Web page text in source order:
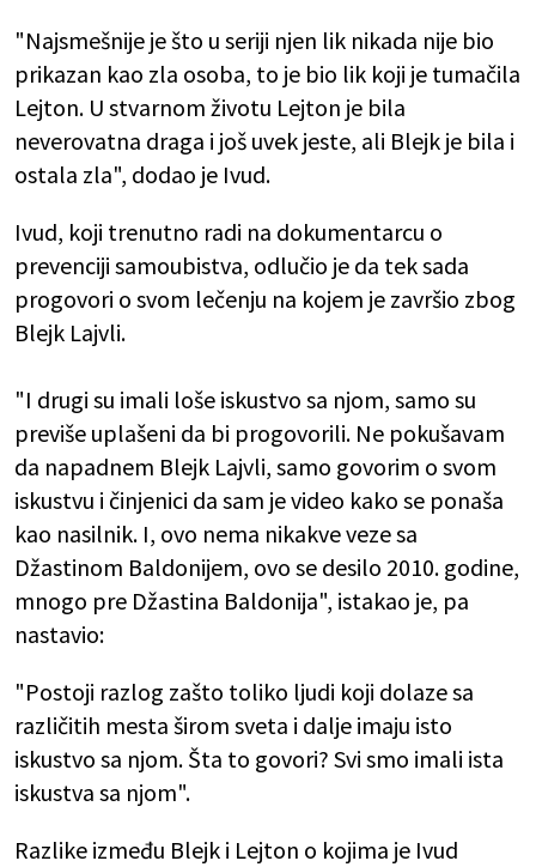
"Najsmešnije je što u seriji njen lik nikada nije bio
prikazan kao zla osoba, to je bio lik koji je tumačila
Lejton. U stvarnom životu Lejton je bila
neverovatna draga i još uvek jeste, ali Blejk je bila i
ostala zla", dodao je Ivud.
Ivud, koji trenutno radi na dokumentarcu o
prevenciji samoubistva, odlučio je da tek sada
progovori o svom lečenju na kojem je završio zbog
Blejk Lajvli.
"I drugi su imali loše iskustvo sa njom, samo su
previše uplašeni da bi progovorili. Ne pokušavam
da napadnem Blejk Lajvli, samo govorim o svom
iskustvu i činjenici da sam je video kako se ponaša
kao nasilnik. I, ovo nema nikakve veze sa
Džastinom Baldonijem, ovo se desilo 2010. godine,
mnogo pre Džastina Baldonija", istakao je, pa
nastavio:
"Postoji razlog zašto toliko ljudi koji dolaze sa
različitih mesta širom sveta i dalje imaju isto
iskustvo sa njom. Šta to govori? Svi smo imali ista
iskustva sa njom".
Razlike između Blejk i Lejton o kojima je Ivud